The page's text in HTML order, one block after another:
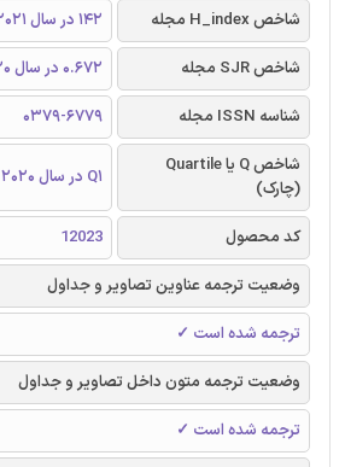
شاخص H_index مجله
142 در سال 2021
شاخص SJR مجله
0.672 در سال 2020
شناسه ISSN مجله
0379-6779
شاخص Q یا Quartile
(چارک)
Q1 در سال 2020
کد محصول
12023
وضعیت ترجمه عناوین تصاویر و جداول
ترجمه شده است ✓
وضعیت ترجمه متون داخل تصاویر و جداول
ترجمه شده است ✓